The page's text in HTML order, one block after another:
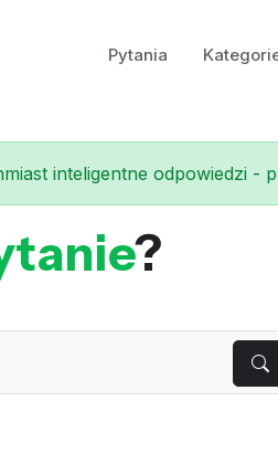
Pytania
inteligentne odpowiedzi -
?